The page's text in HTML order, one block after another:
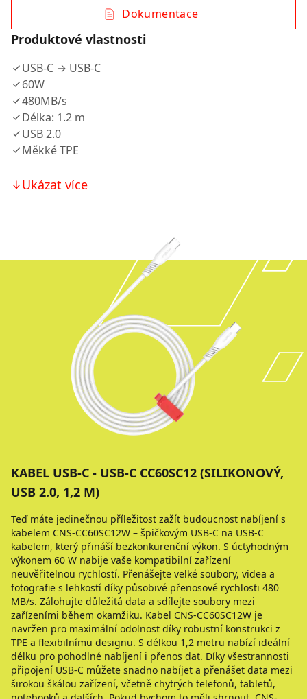
Dokumentace
Produktové vlastnosti
USB-C → USB-C
60W
480MB/s
Délka: 1.2 m
USB 2.0
Měkké TPE
Ukázat více
KABEL USB-C - USB-C CC60SC12 (SILIKONOVÝ,
USB 2.0, 1,2 M)
Teď máte jedinečnou příležitost zažít budoucnost nabíjení s
kabelem CNS-CC60SC12W – špičkovým USB-C na USB-C
kabelem, který přináší bezkonkurenční výkon. S úctyhodným
výkonem 60 W nabije vaše kompatibilní zařízení
neuvěřitelnou rychlostí. Přenášejte velké soubory, videa a
fotografie s lehkostí díky působivé přenosové rychlosti 480
MB/s. Zálohujte důležitá data a sdílejte soubory mezi
zařízeními během okamžiku. Kabel CNS-CC60SC12W je
navržen pro maximální odolnost díky robustní konstrukci z
TPE a flexibilnímu designu. S délkou 1,2 metru nabízí ideální
délku pro pohodlné nabíjení i přenos dat. Díky všestrannosti
připojení USB-C můžete snadno nabíjet a přenášet data mezi
širokou škálou zařízení, včetně chytrých telefonů, tabletů,